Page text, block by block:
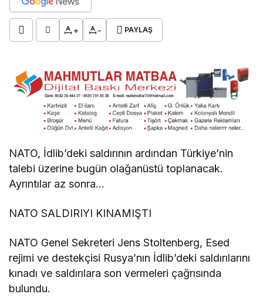
+ - PAYLAŞ
NATO, İdlib’deki saldırının ardından Türkiye’nin
talebi üzerine bugün olağanüstü toplanacak.
Ayrıntılar az sonra…
NATO SALDIRIYI KINAMIŞTI
NATO Genel Sekreteri Jens Stoltenberg, Esed
rejimi ve destekçisi Rusya’nın İdlib’deki saldırılarını
kınadı ve saldırılara son vermeleri çağrısında
bulundu.